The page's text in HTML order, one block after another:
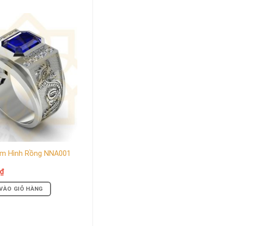
là loại bạc có độ
bạc cao cấp 925
namnày. Như chúng
khác khi sử dụng
Hình Rồng NNA001
₫
GIỎ HÀNG